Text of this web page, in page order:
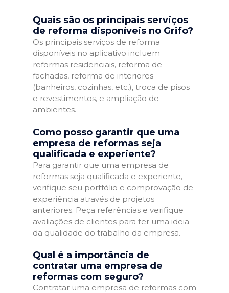
Quais são os principais serviços
de reforma disponíveis no Grifo?
Os principais serviços de reforma
disponíveis no aplicativo incluem
reformas residenciais, reforma de
fachadas, reforma de interiores
(banheiros, cozinhas, etc.), troca de pisos
e revestimentos, e ampliação de
ambientes.
Como posso garantir que uma
empresa de reformas seja
qualificada e experiente?
Para garantir que uma empresa de
reformas seja qualificada e experiente,
verifique seu portfólio e comprovação de
experiência através de projetos
anteriores. Peça referências e verifique
avaliações de clientes para ter uma ideia
da qualidade do trabalho da empresa.
Qual é a importância de
contratar uma empresa de
reformas com seguro?
Contratar uma empresa de reformas com